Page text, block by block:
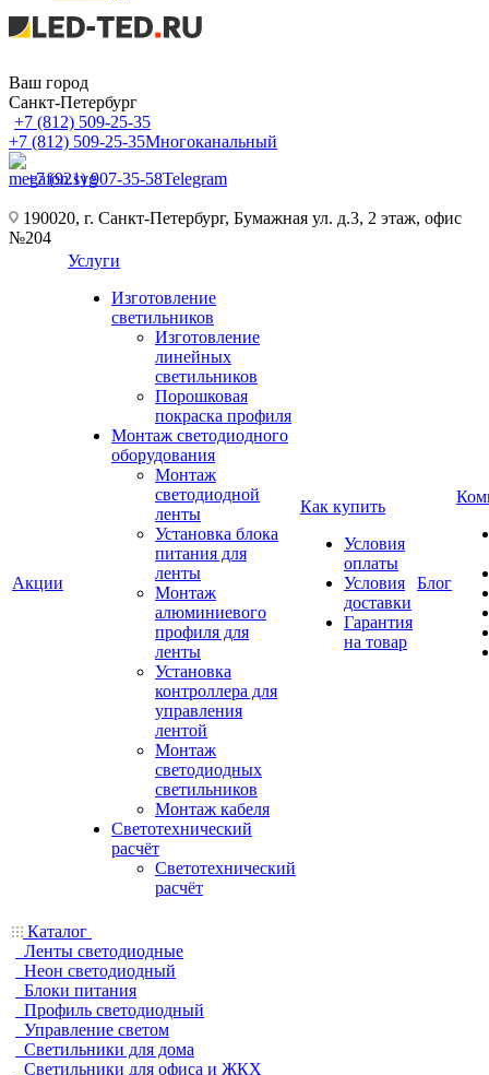
Ваш город
Санкт-Петербург
+7 (812) 509-25-35
+7 (812) 509-25-35Многоканальный
+7 (921) 907-35-58Telegram
190020, г. Санкт-Петербург, Бумажная ул. д.3, 2 этаж, офис
№204
Акции
Услуги
Изготовление
светильников
Изготовление
линейных
светильников
Порошковая
покраска профиля
Монтаж светодиодного
оборудования
Монтаж
светодиодной
ленты
Установка блока
питания для
ленты
Монтаж
алюминиевого
профиля для
ленты
Установка
контроллера для
управления
лентой
Монтаж
светодиодных
светильников
Монтаж кабеля
Светотехнический
расчёт
Светотехнический
расчёт
Как купить
Условия
оплаты
Условия
доставки
Гарантия
на товар
Блог
Каталог
Ленты светодиодные
Неон светодиодный
Блоки питания
Профиль светодиодный
Управление светом
Светильники для дома
Светильники для офиса и ЖКХ